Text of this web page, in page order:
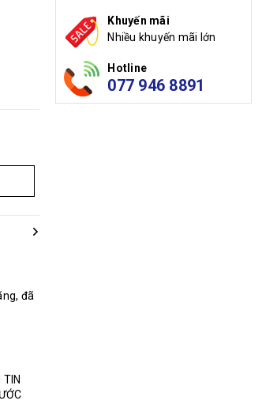
đã
TIN
Khuyến mãi
Nhiều khuyến mãi lớn
Hotline
077 946 8891